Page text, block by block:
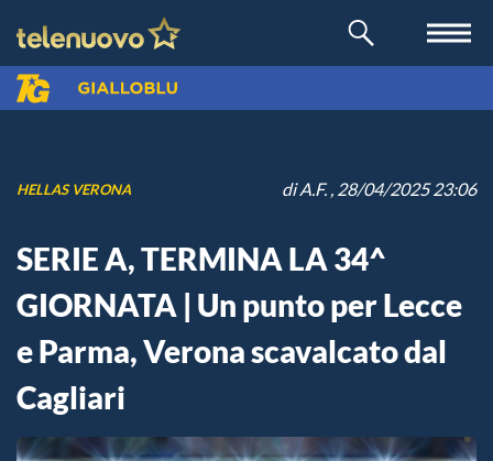
HELLAS VERONA diA.F., 28/04/2025 23:06
SERIE A, TERMINA LA 34^
GIORNATA | Un punto per Lecce
e Parma, Verona scavalcato dal
Cagliari